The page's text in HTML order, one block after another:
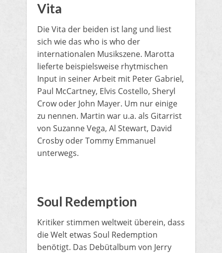
Vita
Die Vita der beiden ist lang und liest
sich wie das who is who der
internationalen Musikszene. Marotta
lieferte beispielsweise rhytmischen
Input in seiner Arbeit mit Peter Gabriel,
Paul McCartney, Elvis Costello, Sheryl
Crow oder John Mayer. Um nur einige
zu nennen. Martin war u.a. als Gitarrist
von Suzanne Vega, Al Stewart, David
Crosby oder Tommy Emmanuel
unterwegs.
Soul Redemption
Kritiker stimmen weltweit überein, dass
die Welt etwas Soul Redemption
benötigt. Das Debütalbum von Jerry